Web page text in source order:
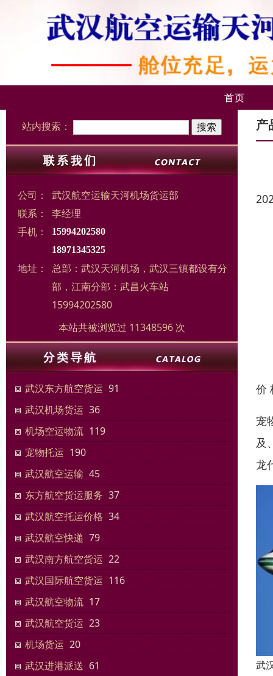
首页
站内搜索：
公司：
武汉航空运输天河机场货运部
联系：
李经理
手机：
15994202580
18971345325
地址：
总部：武汉天河机场，武汉三镇都设有分
部，江南分部：武昌火车站
15994202580
本站共被浏览过 11348596 次
武汉东方航空货运 91
武汉机场货运 36
机场空运物流 119
宠物托运 190
武汉航空运输 45
东方航空货运服务 37
武汉航空托运价格 34
武汉航空快递 79
武汉南方航空货运 22
武汉国际航空货运 116
武汉航空物流 17
武汉航空货运 23
机场货运 20
武汉进港派送 61
产
价
宠
及
龙
武